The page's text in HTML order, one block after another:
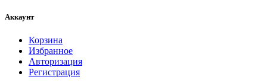
Аккаунт
Корзина
Избранное
Авторизация
Регистрация